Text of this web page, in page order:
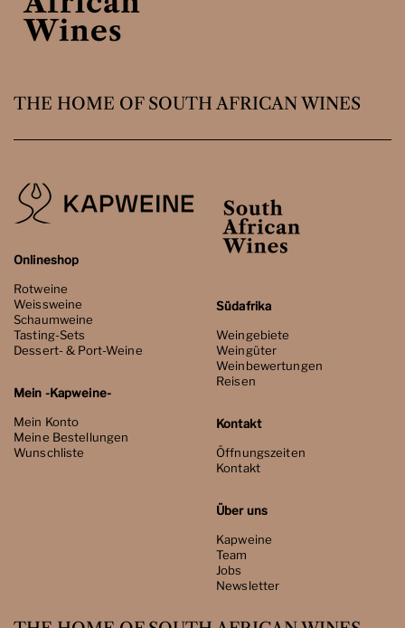
THE HOME OF SOUTH AFRICAN WINES
Onlineshop
Rotweine
Weissweine
Schaumweine
Tasting-Sets
Dessert- & Port-Weine
Mein -Kapweine-
Mein Konto
Meine Bestellungen
Wunschliste
Südafrika
Weingebiete
Weingüter
Weinbewertungen
Reisen
Kontakt
Öffnungszeiten
Kontakt
Über uns
Kapweine
Team
Jobs
Newsletter